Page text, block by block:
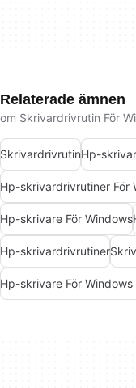
Relaterade ämnen
om Skrivardrivrutin För
SkrivardrivrutinHp-
Hp-skrivardrivrutiner För
Hp-skrivare För Windows
Hp-skrivardrivrutiner
Hp-skrivare För Windows